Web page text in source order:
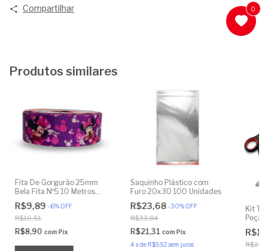
Compartilhar
Produtos similares
Fita De Gorgurão 25mm
Bela Fita Nº5 10 Metros
Minnie Violeta
R$9,89 -6%OFF
R$10,51
R$8,90 com Pix
Saquinho Plástico com
Furo 20x30 100 Unidades
R$23,68 -30%OFF
R$33,84
R$21,31 com Pix
4 xdeR$5,92 sem juros
Kit
0